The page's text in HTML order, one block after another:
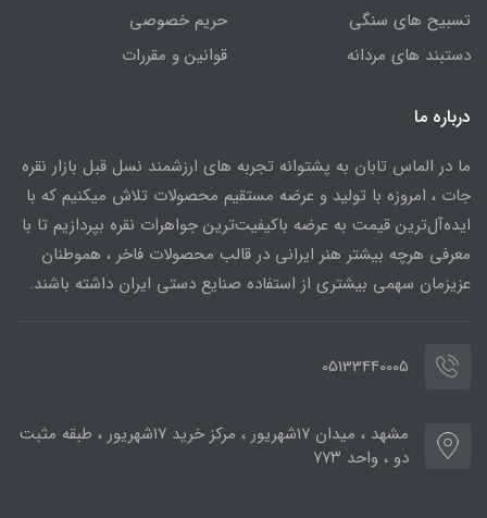
تسبیح های سنگی
دستبند های مردانه
حریم خصوصی
قوانین و مقررات
درباره ما
ما در الماس تابان به پشتوانه تجربه های ارزشمند نسل قبل بازار نقره
جات ، امروزه با تولید و عرضه مستقیم محصولات تلاش میکنیم که با
ایده‌آل‌ترین قیمت به عرضه باکیفیت‌ترین جواهرات نقره بپردازیم تا با
معرفی هرچه بیشتر هنر ایرانی در قالب محصولات فاخر ، هموطنان
عزیزمان سهمی بیشتری از استفاده صنایع دستی ایران داشته باشند.
05133440005
مشهد ، میدان ۱۷شهریور ، مرکز خرید ۱۷شهریور ، طبقه مثبت
دو ، واحد ۷۷۳